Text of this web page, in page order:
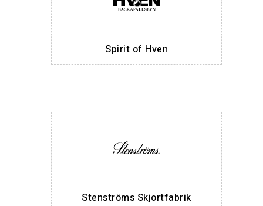
Spirit of Hven
Stenströms Skjortfabrik